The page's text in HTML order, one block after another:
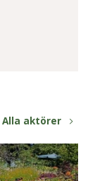
Alla aktörer